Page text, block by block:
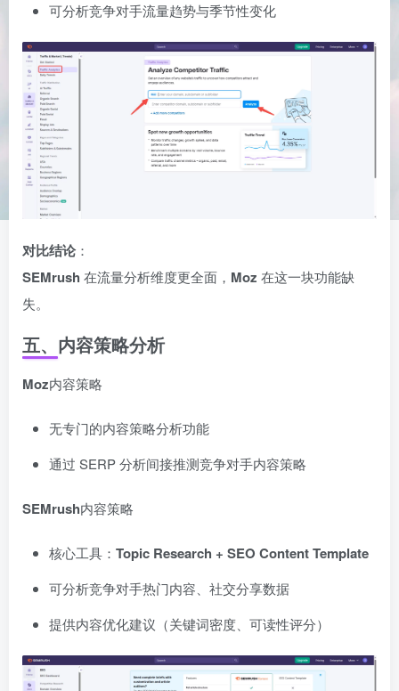
可分析竞争对手流量趋势与季节性变化
对比结论：
SEMrush 在流量分析维度更全面， Moz 在这一块功能缺
失。
五、内容策略分析
Moz内容策略
无专门的内容策略分析功能
通过 SERP 分析间接推测竞争对手内容策略
SEMrush内容策略
核心工具： Topic Research + SEO Content Template
可分析竞争对手热门内容、社交分享数据
提供内容优化建议（关键词密度、可读性评分）